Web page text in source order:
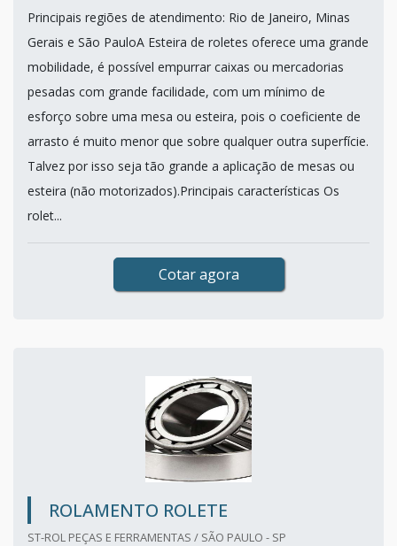
Principais regiões de atendimento: Rio de Janeiro, Minas
Gerais e São PauloA Esteira de roletes oferece uma grande
mobilidade, é possível empurrar caixas ou mercadorias
pesadas com grande facilidade, com um mínimo de
esforço sobre uma mesa ou esteira, pois o coeficiente de
arrasto é muito menor que sobre qualquer outra superfície.
Talvez por isso seja tão grande a aplicação de mesas ou
esteira (não motorizados).Principais características Os
rolet...
Cotar agora
ROLAMENTO ROLETE
ST-ROL PEÇAS E FERRAMENTAS / SÃO PAULO - SP